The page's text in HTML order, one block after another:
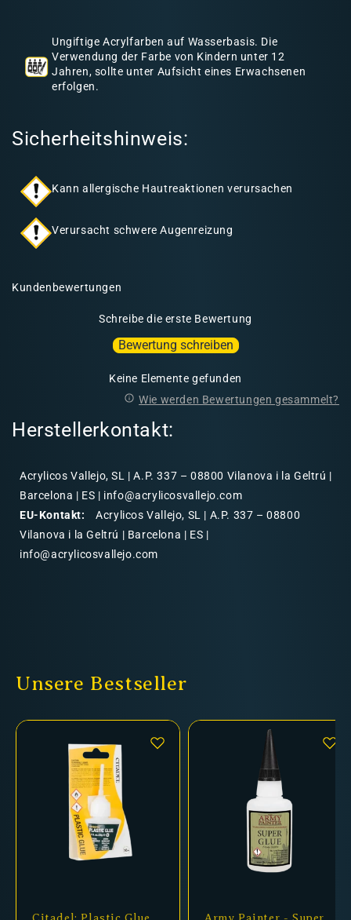
Ungiftige Acrylfarben auf Wasserbasis. Die
Verwendung der Farbe von Kindern unter 12
Jahren, sollte unter Aufsicht eines Erwachsenen
erfolgen.
Sicherheitshinweis:
Kann allergische Hautreaktionen verursachen
Verursacht schwere Augenreizung
Kundenbewertungen
Schreibe die erste Bewertung
Bewertung schreiben
Keine Elemente gefunden
Wie werden Bewertungen gesammelt?
Herstellerkontakt:
Acrylicos Vallejo, SL | A.P. 337 – 08800 Vilanova i la Geltrú |
Barcelona | ES | info@acrylicosvallejo.com
EU-Kontakt:
Acrylicos Vallejo, SL | A.P. 337 – 08800
Vilanova i la Geltrú | Barcelona | ES |
info@acrylicosvallejo.com
Unsere Bestseller